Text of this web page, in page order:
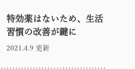
特効薬はないため、生活
習慣の改善が鍵に
2021.4.9 更新